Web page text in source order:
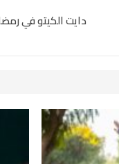
دايت الكيتو في